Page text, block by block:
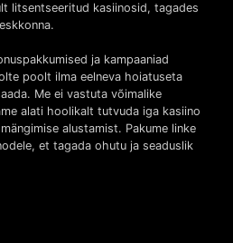
litsentseeritud kasiinosid, tagades
ja kampaaniad
poolt ilma eelneva hoiatuseta
Me ei vastuta võimalike
alati hoolikalt tutvuda iga kasiino
alustamist. Pakume linke
et tagada ohutu ja seaduslik